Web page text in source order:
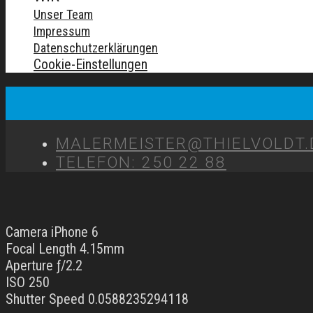
Unser Team
Impressum
Datenschutzerklärungen
Cookie-Einstellungen
TELEFON: 250 22 88
Camera iPhone 6
Focal Length 4.15mm
Aperture ƒ/2.2
ISO 250
Shutter Speed 0.0588235294118